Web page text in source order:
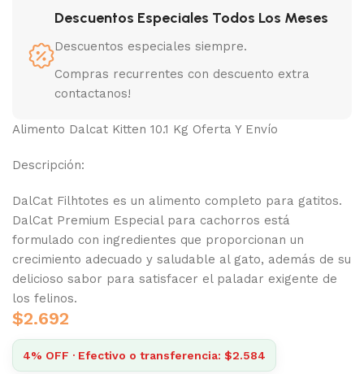
Descuentos Especiales Todos Los Meses
Descuentos especiales siempre.
Compras recurrentes con descuento extra
contactanos!
Alimento Dalcat Kitten 10.1 Kg Oferta Y Envío
Descripción:
DalCat Filhtotes es un alimento completo para gatitos.
DalCat Premium Especial para cachorros está
formulado con ingredientes que proporcionan un
crecimiento adecuado y saludable al gato, además de su
delicioso sabor para satisfacer el paladar exigente de
los felinos.
$2.692
4% OFF · Efectivo o transferencia: $2.584